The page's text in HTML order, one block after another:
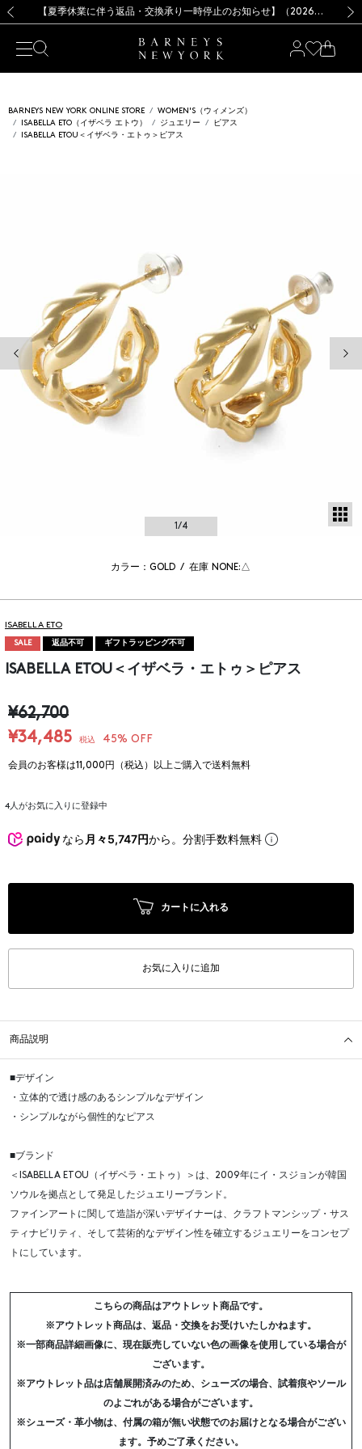
新規登録のお客様も対象！＜MY BARNEYS＞会員のお客様は11,000円（税込）以上のお買上げで常時送料無料！お買い物の際は会員登録を！
【夏季休業に伴う出荷一時停止のお知らせ】(2026.8.7) 【オンラインストア カスタマーセンター夏季休業に関するお知らせ】（2026.8.7）【夏季休業に伴う返品・交換承り一時停止のお知らせ】（2026.8.5）
熊本県を中心とした地震の影響によるお荷物のお届けについて
【開催中】SUMMER SALEのご案内・ご注意事項 新規登録のお客様も対象！＜MY BARNEYS＞会員のお客様は11,000円（税込）以上のお買上げで常時送料無料！お買い物の際は会員登録を！
【夏季休業に伴う出荷一時停止のお知らせ】(2026.8.7)
BARNEYS NEW YORK ONLINE STORE
WOMEN'S（ウィメンズ）
ISABELLA ETO（イザベラ エトウ）
ジュエリー
ピアス
ISABELLA ETOU＜イザベラ・エトゥ＞ピアス
前の画像
1/4
カラー：GOLD / 在庫 NONE:△
ISABELLA ETO
SALE 返品不可 ギフトラッピング不可
ISABELLA ETOU＜イザベラ・エトゥ＞ピアス
¥62,700
¥34,485
税込 45% OFF
会員のお客様は11,000円（税込）以上ご購入で送料無料
4人がお気に入りに登録中
なら 月々5,747円から。分割手数料無料
カートに入れる
お気に入りに追加
商品説明
■デザイン
・立体的で透け感のあるシンプルなデザイン
・シンプルながら個性的なピアス
■ブランド
＜ISABELLA ETOU（イザベラ・エトゥ）＞は、2009年にイ・スジョンが韓国
ソウルを拠点として発足したジュエリーブランド。
ファインアートに関して造詣が深いデザイナーは、クラフトマンシップ・サス
ティナビリティ、そして芸術的なデザイン性を確立するジュエリーをコンセプ
トにしています。
こちらの商品はアウトレット商品です。
※アウトレット商品は、返品・交換をお受けいたしかねます。
※一部商品詳細画像に、現在販売していない色の画像を使用している場合が
ございます。
※アウトレット品は店舗展開済みのため、シューズの場合、試着痕やソール
のよごれがある場合がございます。
※シューズ・革小物は、付属の箱が無い状態でのお届けとなる場合がござい
ます。予めご了承ください。